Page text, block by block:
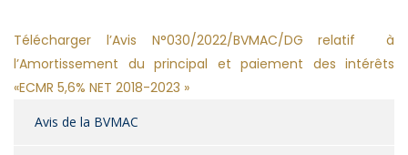
Télécharger l’Avis N°030/2022/BVMAC/DG relatif à
l’Amortissement du principal et paiement des intérêts
«ECMR 5,6% NET 2018-2023 »
Avis de la BVMAC